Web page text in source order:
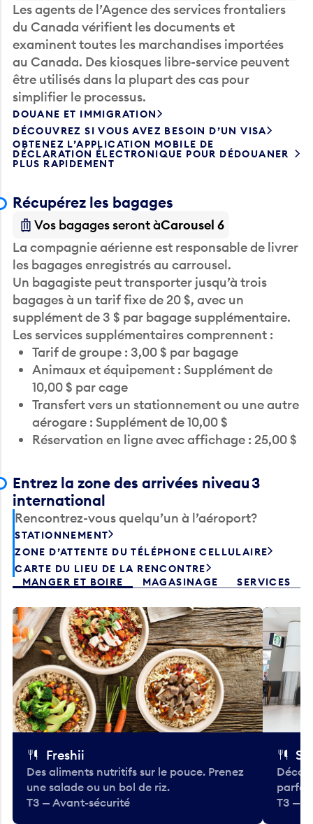
Les agents de l’Agence des services frontaliers
du Canada vérifient les documents et
examinent toutes les marchandises importées
au Canada. Des kiosques libre-service peuvent
être utilisés dans la plupart des cas pour
simplifier le processus.
DOUANE ET IMMIGRATION
DÉCOUVREZ SI VOUS AVEZ BESOIN D’UN VISA
OBTENEZ L’APPLICATION MOBILE DE
DÉCLARATION ÉLECTRONIQUE POUR DÉDOUANER
PLUS RAPIDEMENT
Récupérez les bagages
Vos bagages seront àCarousel 6
La compagnie aérienne est responsable de livrer
les bagages enregistrés au carrousel.
Un bagagiste peut transporter jusqu’à trois
bagages à un tarif fixe de 20 $, avec un
supplément de 3 $ par bagage supplémentaire.
Les services supplémentaires comprennent :
Tarif de groupe : 3,00 $ par bagage
Animaux et équipement : Supplément de
10,00 $ par cage
Transfert vers un stationnement ou une autre
aérogare : Supplément de 10,00 $
Réservation en ligne avec affichage : 25,00 $
Entrez la zone des arrivées niveau 3
international
Rencontrez-vous quelqu’un à l’aéroport?
STATIONNEMENT
ZONE D’ATTENTE DU TÉLÉPHONE CELLULAIRE
CARTE DU LIEU DE LA RENCONTRE
MANGER ET BOIRE
MAGASINAGE SERVICES
Freshii
Des aliments nutritifs sur le pouce. Prenez
une salade ou un bol de riz.
T3 — Avant-sécurité
T3 —